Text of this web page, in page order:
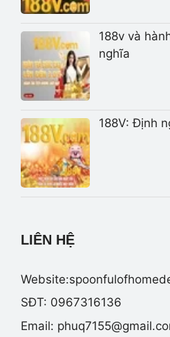
188v và
nghĩa
188V: Định
LIÊN HỆ
SĐT: 0967316136
Email: